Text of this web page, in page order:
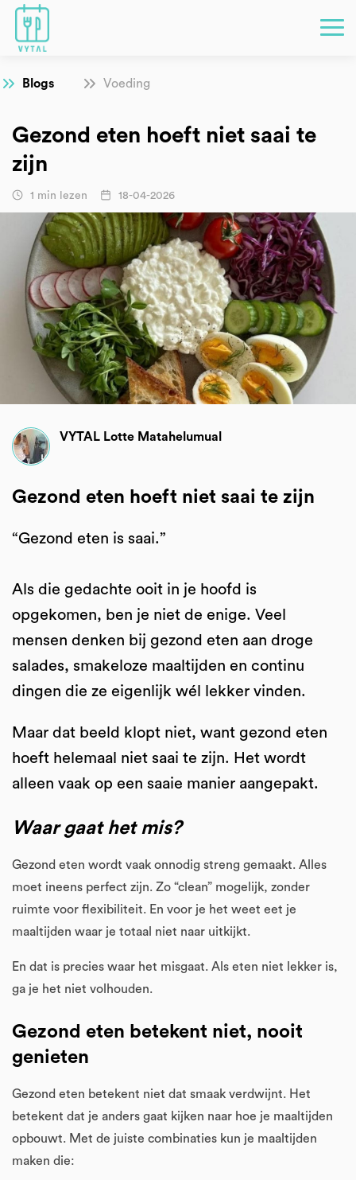
Blogs Voeding
Gezond eten hoeft niet saai te
zijn
1 min lezen 18-04-2026
VYTAL Lotte Matahelumual
Gezond eten hoeft niet saai te zijn
“Gezond eten is saai.”
Als die gedachte ooit in je hoofd is
opgekomen, ben je niet de enige. Veel
mensen denken bij gezond eten aan droge
salades, smakeloze maaltijden en continu
dingen die ze eigenlijk wél lekker vinden.
Maar dat beeld klopt niet, want gezond eten
hoeft helemaal niet saai te zijn. Het wordt
alleen vaak op een saaie manier aangepakt.
Waar gaat het mis?
Gezond eten wordt vaak onnodig streng gemaakt. Alles
moet ineens perfect zijn. Zo “clean” mogelijk, zonder
ruimte voor flexibiliteit. En voor je het weet eet je
maaltijden waar je totaal niet naar uitkijkt.
En dat is precies waar het misgaat. Als eten niet lekker is,
ga je het niet volhouden.
Gezond eten betekent niet, nooit
genieten
Gezond eten betekent niet dat smaak verdwijnt. Het
betekent dat je anders gaat kijken naar hoe je maaltijden
opbouwt. Met de juiste combinaties kun je maaltijden
maken die: